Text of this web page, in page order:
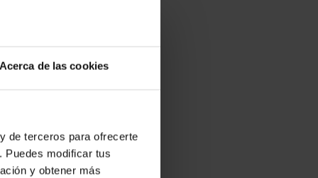
Acerca de las cookies
de terceros para ofrecerte
Puedes modificar tus
y obtener más